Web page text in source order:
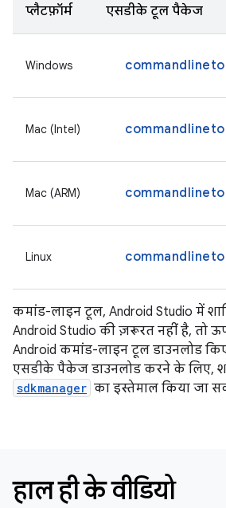
प्लैटफ़ॉर्म एसडीके टूल पैकेज
Windows
Mac (Intel)
Mac (ARM)
Linux
कमांड-लाइन टूल, Android Studio में
Android Studio की ज़रूरत नहीं है, तो
Android कमांड-लाइन टूल डाउनलोड
एसडीके पैकेज डाउनलोड करने के लिए,
sdkmanager का इस्तेमाल किया जा
हाल ही के वीडियो